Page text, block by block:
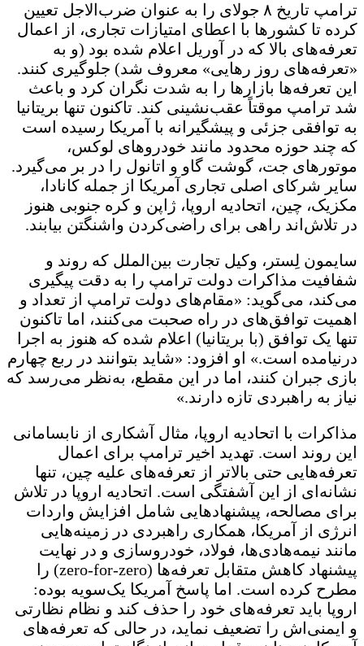
ترامپ تاریخ ۸ جولای را به ‌عنوان ضرب‌الاجل تعیین
کرده تا کشورها با اعطای امتیازات تجاری، از اعمال
تعرفه‌های بالا که در آوریل اعلام شده بود (و به
«تعرفه‌های روز رهایی» معروف شد) جلوگیری کنند.
این تعرفه‌ها بازارها را به‌ شدت نگران کرد و باعث
شد ترامپ موقتاً عقب‌نشینی کند. تاکنون تنها بریتانیا
به توافقی جزئی و پیشگیرانه با آمریکا رسیده است
که چند حوزه محدود مانند خودروهای لوکس،
موتورهای جت، گوشت گاو و اتانول را در بر می‌گیرد.
سایر شرکای اصلی تجاری آمریکا از جمله کانادا،
مکزیک، چین، اتحادیه اروپا، ژاپن و کره جنوبی هنوز
در تلاش‌اند راهی برای راضی‌کردن واشنگتن بیابند.
سایمون لِستر، وکیل تجارت بین‌الملل که روند و
شفافیت مذاکرات دولت ترامپ را به ‌دقت پیگیری
می‌کند، می‌گوید: «مقام‌های دولت ترامپ از تعداد و
اهمیت توافق‌های در راه صحبت می‌کنند، اما تاکنون
تنها یک توافق (با بریتانیا) اعلام شده که هنوز به اجرا
درنیامده است.» او افزود: «شاید بتوانند در ربع چهارم
بازی جبران کنند، اما در این مقطع، به‌نظر می‌رسد که
نیاز به راهبردی تازه دارند.»
مذاکرات با اتحادیه اروپا، مثال آشکاری از نابسامانی
این روند است. تهدید اخیر ترامپ برای اعمال
تعرفه‌هایی حتی بالاتر از تعرفه‌های علیه چین، تنها
نشانه‌ای از این آشفتگی است. اتحادیه اروپا در تلاش
برای مصالحه، پیشنهادهایی شامل افزایش واردات
انرژی از آمریکا، همکاری راهبردی در زمینه‌هایی
مانند نیمه‌هادی‌ها، فولاد، خودروسازی و در نهایت
پیشنهاد کاهش متقابل تعرفه‌ها (zero-for-zero) را
مطرح کرده است. اما پاسخ آمریکا یک‌سویه بوده:
اروپا باید تعرفه‌های خود را حذف کند و نظام نظارتی
و ایمنی‌اش را تضعیف نماید، در حالی که تعرفه‌های